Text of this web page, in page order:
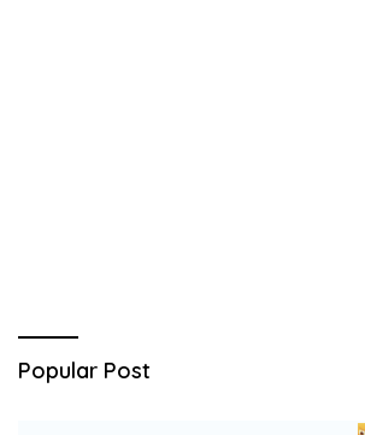
Popular Post